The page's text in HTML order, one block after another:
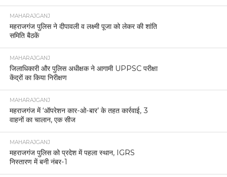
MAHARAJGANJ
महराजगंज पुलिस ने दीपावली व लक्ष्मी पूजा को लेकर की शांति
समिति बैठकें
MAHARAJGANJ
जिलाधिकारी और पुलिस अधीक्षक ने आगामी UPPSC परीक्षा
केंद्रों का किया निरीक्षण
MAHARAJGANJ
महराजगंज में ‘ऑपरेशन कार-ओ-बार’ के तहत कार्रवाई, 3
वाहनों का चालान, एक सीज
MAHARAJGANJ
महराजगंज पुलिस को प्रदेश में पहला स्थान, IGRS
निस्तारण में बनी नंबर-1